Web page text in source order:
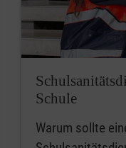
Schule
Warum sollte